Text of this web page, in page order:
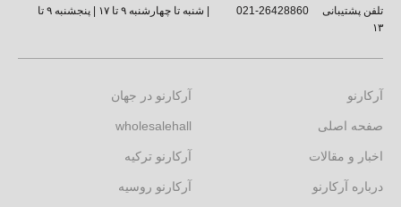
تلفن پشتیبانی 26428860-021
| شنبه تا چهارشنبه ۹ تا ۱۷ | پنجشنبه ۹ تا
۱۳
آرکارنو
صفحه اصلی
اخبار و مقالات
درباره آرکارنو
آرکارنو در جهان
wholesalehall
آرکارنو ترکیه
آرکارنو روسیه